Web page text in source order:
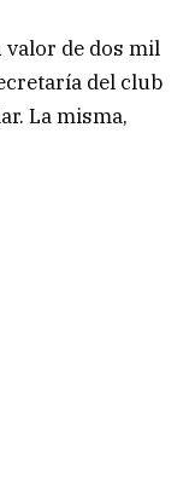
de dos mil
del club
La misma,